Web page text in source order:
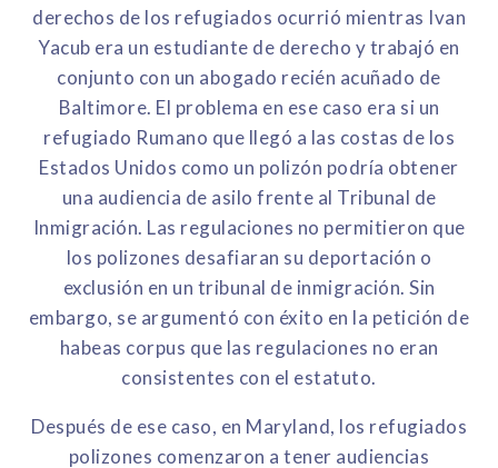
derechos de los refugiados ocurrió mientras Ivan
Yacub era un estudiante de derecho y trabajó en
conjunto con un abogado recién acuñado de
Baltimore. El problema en ese caso era si un
refugiado Rumano que llegó a las costas de los
Estados Unidos como un polizón podría obtener
una audiencia de asilo frente al Tribunal de
Inmigración. Las regulaciones no permitieron que
los polizones desafiaran su deportación o
exclusión en un tribunal de inmigración. Sin
embargo, se argumentó con éxito en la petición de
habeas corpus que las regulaciones no eran
consistentes con el estatuto.
Después de ese caso, en Maryland, los refugiados
polizones comenzaron a tener audiencias